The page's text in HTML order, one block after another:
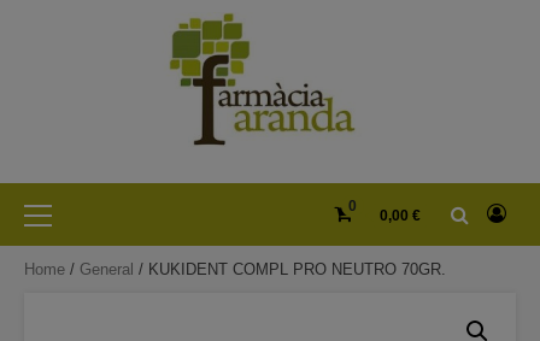
Primary
Menu
0
0,00 €
Home / General / KUKIDENT COMPL PRO NEUTRO 70GR.